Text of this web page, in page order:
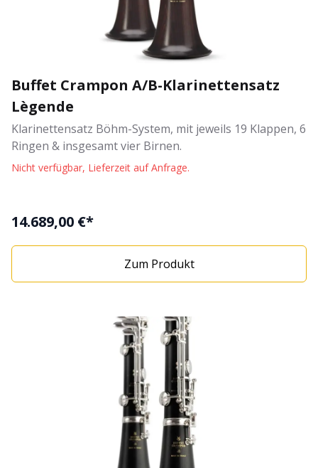
Buffet Crampon A/B-Klarinettensatz
Lègende
Klarinettensatz Böhm-System, mit jeweils 19 Klappen, 6
Ringen & insgesamt vier Birnen.
Nicht verfügbar, Lieferzeit auf Anfrage.
14.689,00 €*
Zum Produkt